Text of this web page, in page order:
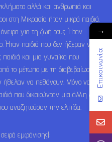
αλλά και ανθρωπιά και
στη Μικρασία ήταν μικρά παιδιά.
για τη ζωή τους. Ήταν
Ήταν παιδιά που δεν ήξεραν να
και μια γυναίκα που
το μέτωπο με τη διαβεβαίωση
ήθελαν να πεθάνουν. Μόνο να
που δικαιούνταν μια άλλη ζωή
αναζητούσαν την ελπίδα.
εμφάνισης):
→
Επικοινωνία